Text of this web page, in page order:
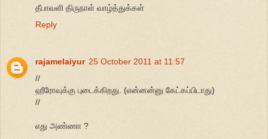
தீபாவளி திருநாள் வாழ்த்துக்கள்
Reply
rajamelaiyur 25 October 2011 at 11:57
//
ஹீரோவுக்கு புடைக்கிறது. (என்னன்னு கேட்கப்பிடாது)
//
எது அண்ணா ?